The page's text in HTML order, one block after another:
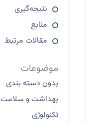
نتیجه‌گیری
منابع
مقالات مرتبط
موضوعات
بدون دسته بندی
بهداشت و سلامت
تکنولوژی